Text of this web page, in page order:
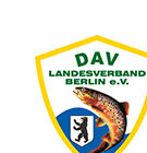
springen